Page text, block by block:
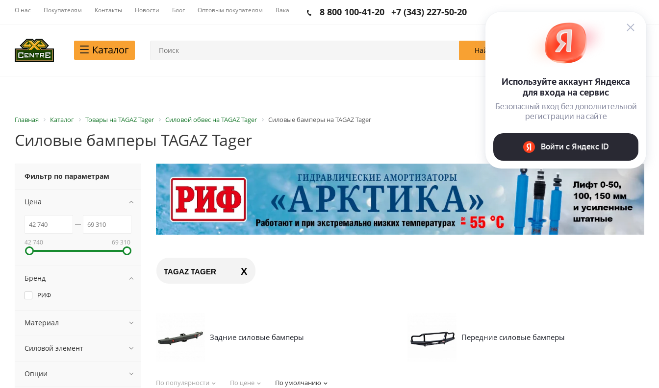
О нас Покупателям Контакты Новости Блог Оптовым покупателям Вакансии 8 800 100-41-20 +7 (343) 227-50-20
Каталог Отложенные
Кабинет
Главная Каталог Товары на TAGAZ Tager Силовой обвес на TAGAZ Tager Силовые бамперы на TAGAZ Tager
Силовые бамперы TAGAZ Tager
TAGAZ TAGER X
Задние силовые бамперы Передние силовые бамперы
По популярности По цене По умолчанию
Фильтр по параметрам
Цена
42 740 69 310
Бренд
РИФ
Материал
Силовой элемент
Опции